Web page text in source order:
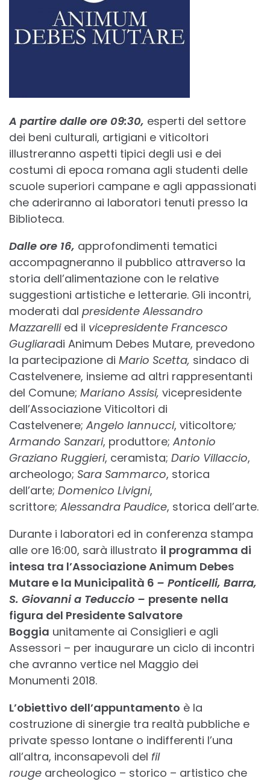
A partire dalle ore 09:30, esperti del settore
dei beni culturali, artigiani e viticoltori
illustreranno aspetti tipici degli usi e dei
costumi di epoca romana agli studenti delle
scuole superiori campane e agli appassionati
che aderiranno ai laboratori tenuti presso la
Biblioteca.
Dalle ore 16, approfondimenti tematici
accompagneranno il pubblico attraverso la
storia dell’alimentazione con le relative
suggestioni artistiche e letterarie. Gli incontri,
moderati dal presidente Alessandro
Mazzarellied il vicepresidente Francesco
Gugliaradi Animum Debes Mutare, prevedono
la partecipazione di Mario Scetta, sindaco di
Castelvenere, insieme ad altri rappresentanti
del Comune; Mariano Assisi, vicepresidente
dell’Associazione Viticoltori di
Castelvenere; Angelo Iannucci, viticoltore;
Armando Sanzari, produttore; Antonio
Graziano Ruggieri, ceramista; Dario Villaccio,
archeologo; Sara Sammarco, storica
dell’arte; Domenico Livigni,
scrittore; Alessandra Paudice, storica dell’arte.
Durante i laboratori ed in conferenza stampa
alle ore 16:00, sarà illustrato il programma di
intesa tra l’Associazione Animum Debes
Mutare e la Municipalità 6 – Ponticelli, Barra,
S. Giovanni a Teduccio – presente nella
figura del Presidente Salvatore
Boggia unitamente ai Consiglieri e agli
Assessori – per inaugurare un ciclo di incontri
che avranno vertice nel Maggio dei
Monumenti 2018.
L’obiettivo dell’appuntamento è la
costruzione di sinergie tra realtà pubbliche e
private spesso lontane o indifferenti l’una
all’altra, inconsapevoli del fil
rouge archeologico – storico – artistico che